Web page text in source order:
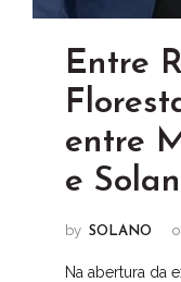
Entre
entre
e
by SOLANO
Na abertura da